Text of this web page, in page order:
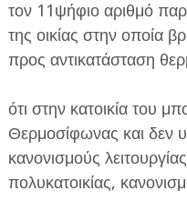
τον 11ψήφιο αριθμό
της οικίας στην οποία
προς αντικατάσταση
ότι στην κατοικία του
Θερμοσίφωνας και δεν
κανονισμούς
πολυκατοικίας,